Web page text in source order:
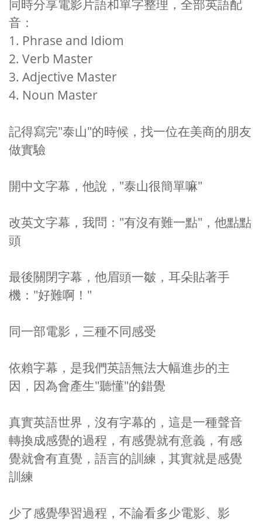
同時分享電影片語和單字整理，全部英語配
音：
1. Phrase and Idiom
2. Verb Master
3. Adjective Master
4. Noun Master
記得寫完"泰山"的時候，找一位在美商的朋友
做實驗
開中文字幕，他說， "泰山很簡單嘛"
改英文字幕，我問： "有沒有難一點" ，他點點
頭
最後關閉字幕，他眉頭一皺，耳朵貼著手
機： "好難啊！ "
同一部電影，三種不同感受
依賴字幕，是我們英語無法大幅進步的主
因，因為會產生"聽懂"的錯覺
真實英語世界，沒有字幕的，這是一種聲音
轉換成感覺的過程，有感覺就有意義，有感
覺就會有直覺，語言的訓練，其實就是感覺
訓練
少了感覺學習過程，不論看多少電影、影